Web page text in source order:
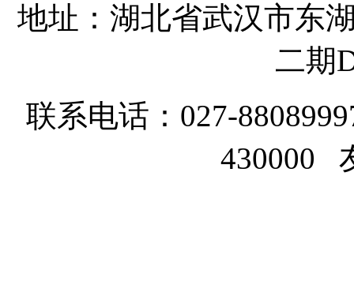
地址：湖北省武汉市东
二期
联系电话：027-
430000